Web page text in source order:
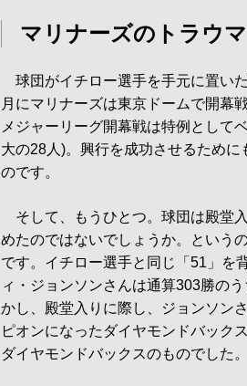
マリナーズのトラウマ
球団がイチロー選手を手元に置い
月にマリナーズは東京ドームで開幕
メジャーリーグ開幕戦は特例として
大の28人)。興行を成功させるため
のです。
そして、もうひとつ。球団は殿堂
めたのではないでしょうか。という
です。イチロー選手と同じ「51」を
ィ・ジョンソンさんは通算303勝の
かし、殿堂入りに際し、ジョンソン
ピオンになったダイヤモンドバック
ダイヤモンドバックスのものでした。